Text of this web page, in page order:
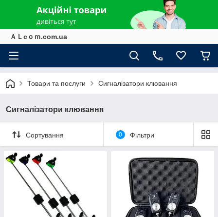
ＡＬcｏｍ.com.ua
Товари та послуги Сигналізатори клювання
Сигналізатори клювання
Сортування 0 Фільтри